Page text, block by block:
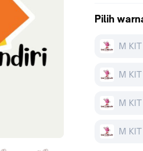
Pilih
M
M
M KIT
M KIT